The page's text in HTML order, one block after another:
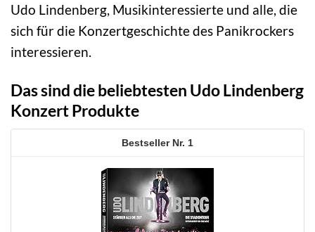
Udo Lindenberg, Musikinteressierte und alle, die
sich für die Konzertgeschichte des Panikrockers
interessieren.
Das sind die beliebtesten Udo Lindenberg
Konzert Produkte
1